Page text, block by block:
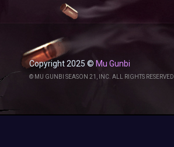
Copyright 2025 © Mu Gunbi
© MU GUNBI SEASON 21, INC. ALL RIGHTS RESERVED.